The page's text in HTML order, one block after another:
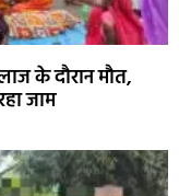
के दौरान मौत,
जाम